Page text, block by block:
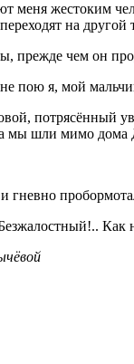
меня жестоким
на
прежде чем он
пою я, мой
потрясённый
шли мимо дома
гневно
Как